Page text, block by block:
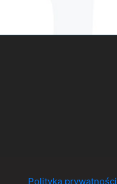
Polityka prywatności